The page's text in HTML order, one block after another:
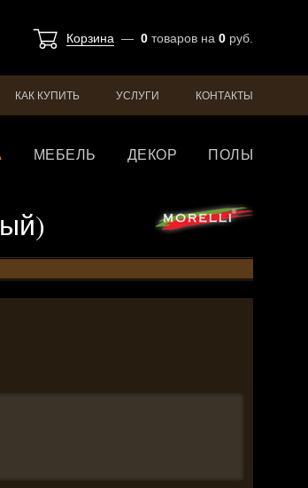
Корзина — 0 товаров на 0 руб.
КАК КУПИТЬ УСЛУГИ КОНТАКТЫ
МЕБЕЛЬ ДЕКОР ПОЛЫ